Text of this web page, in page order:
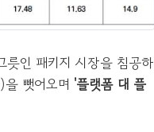
릇인 패키지 시장을 침공하
뺏어오며 '플랫폼 대 플